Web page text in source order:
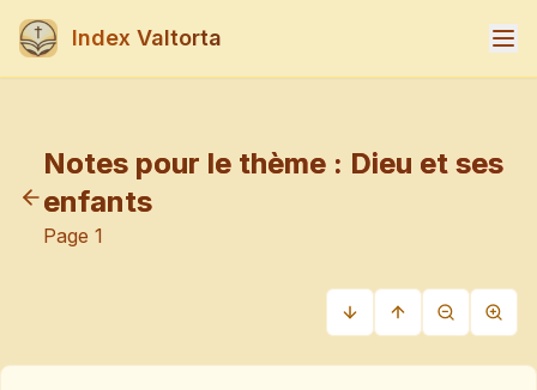
Index Valtorta
Notes pour le thème : Dieu et ses
enfants
Page 1